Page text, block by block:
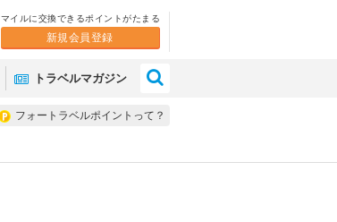
マイルに交換できるポイントがたまる
新規会員登録
トラベルマガジン
フォートラベルポイントって？